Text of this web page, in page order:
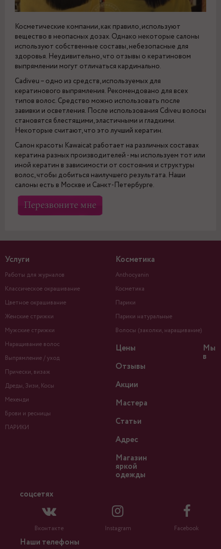
Косметические компании, как правило, используют
вещество в неопасных дозах. Однако некоторые салоны
используют собственные составы, небезопасные для
здоровья. Неудивительно, что отзывы о кератиновом
выпрямлении могут отличаться кардинально.
Cadiveu – одно из средств, используемых для
кератинового выпрямления. Рекомендовано для всех
типов волос. Средство можно использовать после
завивки и осветления. После использования Cdiveu волосы
становятся блестящими, эластичными и гладкими.
Некоторые считают, что это лучший кератин.
Салон красоты Kawaicat работает на различных составах
кератина разных производителей - мы используем тот или
иной кератин в зависимости от состояния и структуры
волос, чтобы добиться наилучшего результата. Наши
салоны есть в Москве и Санкт-Петербурге.
Услуги
Работы для журналов
Классическое окрашивание
Цветное окрашивание
Женские стрижки
Мужские стрижки
Наращивание волос
Выпрямление / уход
Прически, визаж
Дреды, Зизи, Косы
Мехенди
Брови и ресницы
ПАРИКИ
Косметика
Anthocyanin
Косметика
Парики
Парики натуральные
Волосы (заколки, наращивание)
Цены
Отзывы
Акции
Мастера
Статьи
Адрес
Магазин
яркой
одежды
Мы
в
соцсетях
Вконтакте Instagram Facebook
Наши телефоны